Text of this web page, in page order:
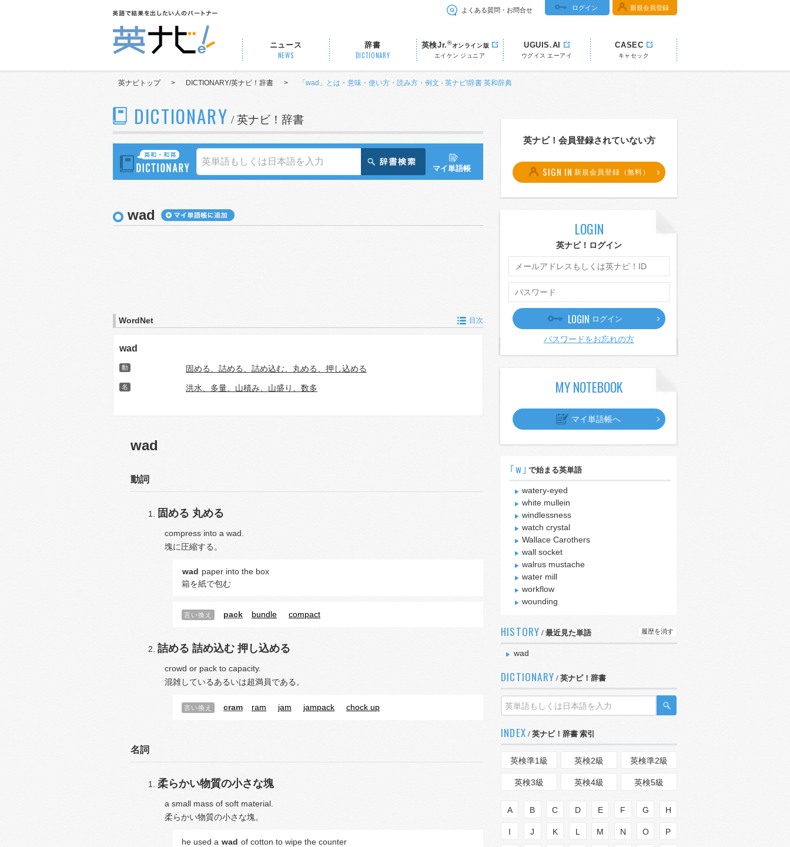
よくある質問・お問合せ ログイン 新規会員登録
ニュース
NEWS
辞書
DICTIONARY
英検Jr.®オンライン版
エイケン ジュニア
UGUIS.AI
ウグイス エーアイ
CASEC
キャセック
英ナビトップ > DICTIONARY/英ナビ！辞書 > 「wad」とは・意味・使い方・読み方・例文 - 英ナビ!辞書 英和辞典
DICTIONARY / 英ナビ！辞書
マイ単語帳
wad
WordNet 目次
wad
動 固める、詰める、詰め込む、丸める、押し込める
名 洪水、多量、山積み、山盛り、数多
wad
動詞
固める 丸める
compress into a wad.
塊に圧縮する。
wad paper into the box
箱を紙で包む
言い換え pack bundle compact
詰める 詰め込む 押し込める
crowd or pack to capacity.
混雑しているあるいは超満員である。
言い換え cram ram jam jampack chock up
名詞
柔らかい物質の小さな塊
a small mass of soft material.
柔らかい物質の小さな塊。
he used a wad of cotton to wipe the counter
英ナビ！会員登録されていない方
SIGN IN 新規会員登録（無料）
LOGIN
英ナビ！ログイン
LOGIN ログイン
パスワードをお忘れの方
MY NOTEBOOK
マイ単語帳へ
｢w｣ で始まる英単語
watery-eyed
white mullein
windlessness
watch crystal
Wallace Carothers
wall socket
walrus mustache
water mill
workflow
wounding
HISTORY / 最近見た単語 履歴を消す
wad
DICTIONARY / 英ナビ！辞書
INDEX / 英ナビ！辞書 索引
英検準1級 英検2級 英検準2級
英検3級 英検4級 英検5級
A B C D E F G H
I J K L M N O P